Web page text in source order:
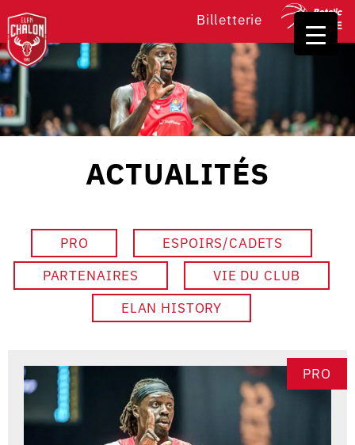
Billetterie
ACTUALITÉS
PRO
ESPOIRS/CADETS
PARTENAIRES
VIE DU CLUB
ELAN HISTORY
PRO